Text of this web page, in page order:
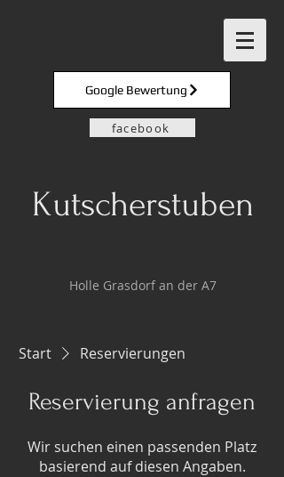
Google Bewertung
facebook
Kutscherstuben
Holle Grasdorf an der A7
Start Reservierungen
Reservierung anfragen
Wir suchen einen passenden Platz
basierend auf diesen Angaben.